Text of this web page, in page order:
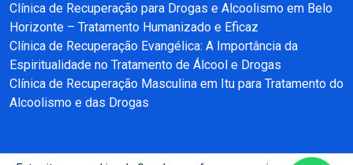
Clínica de Recuperação para Drogas e Alcoolismo em Belo
Horizonte – Tratamento Humanizado e Eficaz
Clínica de Recuperação Evangélica: A Importância da
Espiritualidade no Tratamento de Álcool e Drogas
Clínica de Recuperação Masculina em Itu para Tratamento do
Alcoolismo e das Drogas